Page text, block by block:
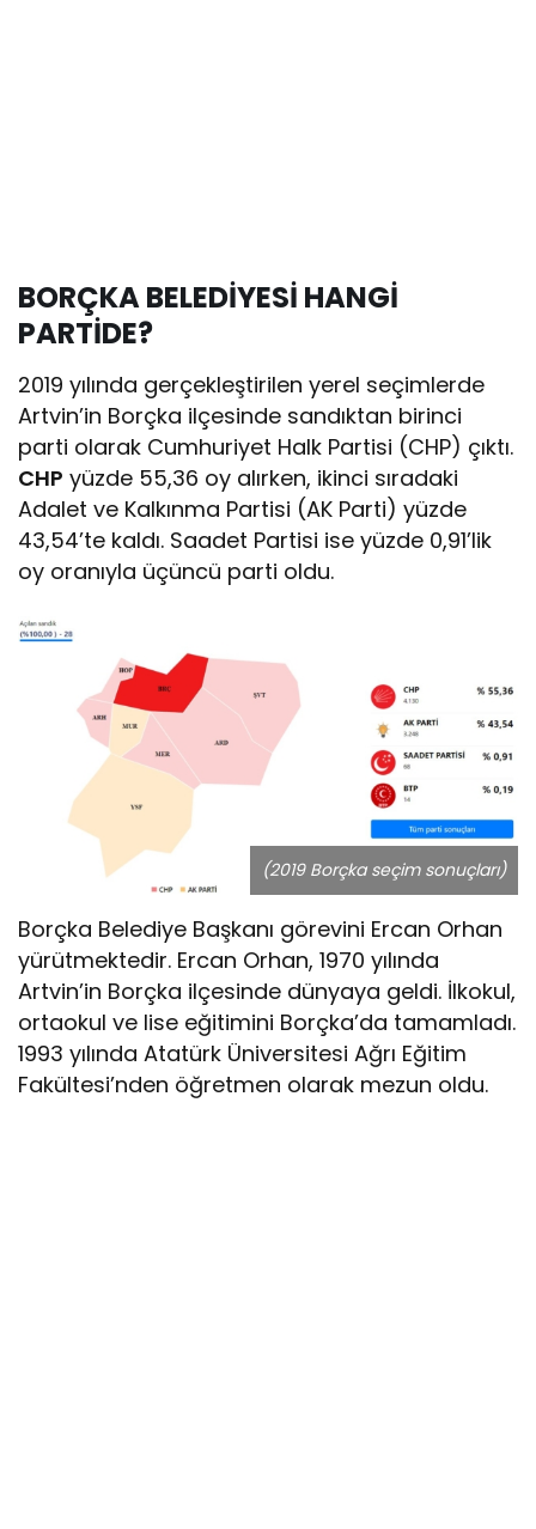
BORÇKA BELEDİYESİ HANGİ
PARTİDE?
2019 yılında gerçekleştirilen yerel seçimlerde
Artvin’in Borçka ilçesinde sandıktan birinci
parti olarak Cumhuriyet Halk Partisi (CHP) çıktı.
CHP yüzde 55,36 oy alırken, ikinci sıradaki
Adalet ve Kalkınma Partisi (AK Parti) yüzde
43,54’te kaldı. Saadet Partisi ise yüzde 0,91’lik
oy oranıyla üçüncü parti oldu.
(2019 Borçka seçim sonuçları)
Borçka Belediye Başkanı görevini Ercan Orhan
yürütmektedir. Ercan Orhan, 1970 yılında
Artvin’in Borçka ilçesinde dünyaya geldi. İlkokul,
ortaokul ve lise eğitimini Borçka’da tamamladı.
1993 yılında Atatürk Üniversitesi Ağrı Eğitim
Fakültesi’nden öğretmen olarak mezun oldu.